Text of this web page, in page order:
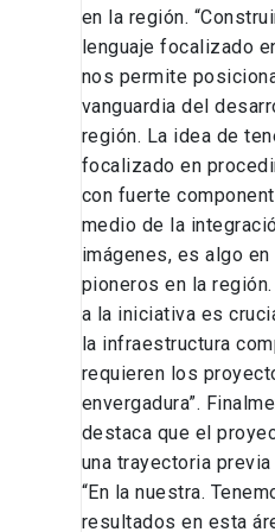
en la región.
lenguaje focalizado
nos permite
vanguardia del
región. La idea de
focalizado en
con fuerte
medio de la
imágenes, es algo
pioneros en la
a la iniciativa es
la infraestructura
requieren los
envergadura”.
destaca que el
una trayectoria
“En la nuestra.
resultados en esta